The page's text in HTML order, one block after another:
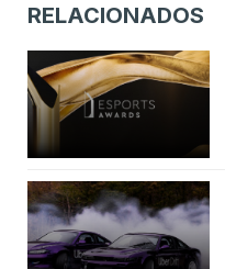
RELACIONADOS